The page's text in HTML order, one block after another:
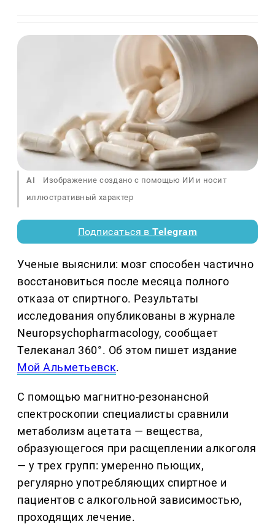
AI
Изображение создано с помощью ИИ и носит
иллюстративный характер
Подписаться вTelegram
Ученые выяснили: мозг способен частично
восстановиться после месяца полного
отказа от спиртного. Результаты
исследования опубликованы в журнале
Neuropsychopharmacology, сообщает
Телеканал 360°. Об этом пишет издание
Мой Альметьевск.
С помощью магнитно-резонансной
спектроскопии специалисты сравнили
метаболизм ацетата — вещества,
образующегося при расщеплении алкоголя
— у трех групп: умеренно пьющих,
регулярно употребляющих спиртное и
пациентов с алкогольной зависимостью,
проходящих лечение.